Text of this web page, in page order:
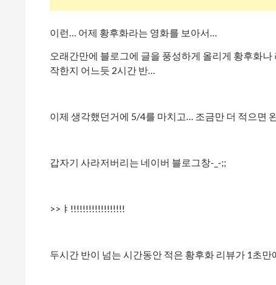
이런… 어제 황후화라는 영화를 보아서…
오래간만에 블로그에 글을 풍성하게 올리게 황후화
작한지 어느듯 2시간 반…
이제 생각했던거에 5/4를 마치고… 조금만 더 적으면
갑자기 사라저버리는 네이버 블로그창-_-;;
>>ㅑ!!!!!!!!!!!!!!!!!!
두시간 반이 넘는 시간동안 적은 황후화 리뷰가 1초